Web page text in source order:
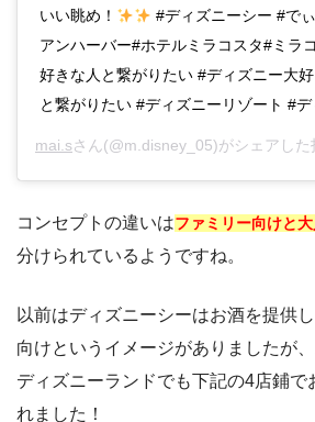
いい眺め！
#ディズニーシー #で
アンハーバー#ホテルミラコスタ#ミラ
好きな人と繋がりたい #ディズニー大
と繋がりたい #ディズニーリゾート #
mai.sさん(@m.disney_05)がシェアした
コンセプトの違いはファミリー向けと
分けられているようですね。
以前はディズニーシーはお酒を提供
向けというイメージがありましたが
ディズニーランドでも下記の4店鋪で
れました！